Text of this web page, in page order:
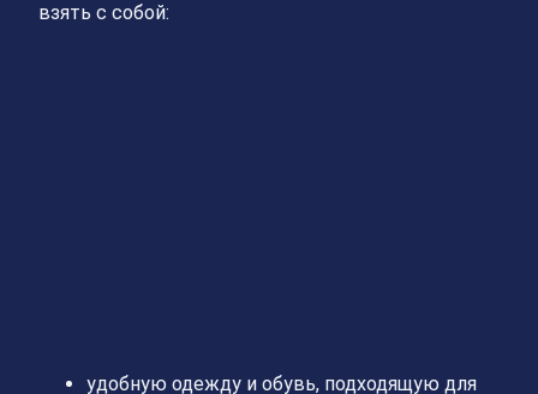
взять с собой:
удобную одежду и обувь, подходящую для